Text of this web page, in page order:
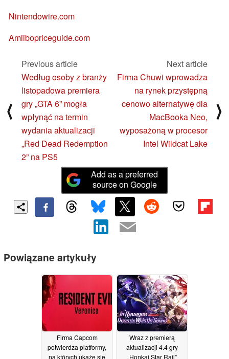
Nintendowire.com
Amiibopriceguide.com
⟨
Previous article
Według osoby z branży
listopadowa premiera
gry „GTA 6” mogła
wpłynąć na termin
wydania aktualizacji
„Red Dead Redemption
2” na PS5
Next article
Firma Chuwi wprowadza
na rynek przystępną
cenowo alternatywę dla
MacBooka Neo,
wyposażoną w procesor
Intel Wildcat Lake
⟩
Add as a preferred
source on Google
Powiązane artykuły
Firma Capcom
potwierdza platformy,
na których ukaże się
Wraz z premierą
aktualizacji 4.4 gry
„Honkai Star Rail”